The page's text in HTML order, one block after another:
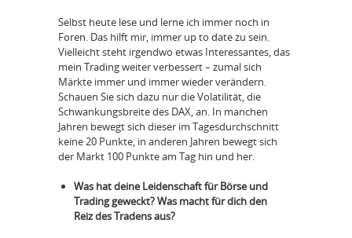
Selbst heute lese und lerne ich immer noch in
Foren. Das hilft mir, immer up to date zu sein.
Vielleicht steht irgendwo etwas Interessantes, das
mein Trading weiter verbessert – zumal sich
Märkte immer und immer wieder verändern.
Schauen Sie sich dazu nur die Volatilität, die
Schwankungsbreite des DAX, an. In manchen
Jahren bewegt sich dieser im Tagesdurchschnitt
keine 20 Punkte, in anderen Jahren bewegt sich
der Markt 100 Punkte am Tag hin und her.
Was hat deine Leidenschaft für Börse und
Trading geweckt? Was macht für dich den
Reiz des Tradens aus?